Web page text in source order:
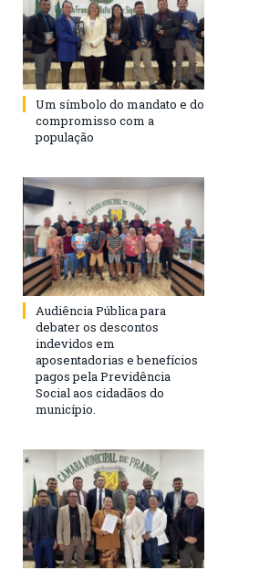
Um símbolo do mandato e do
compromisso com a
população
Audiência Pública para
debater os descontos
indevidos em
aposentadorias e benefícios
pagos pela Previdência
Social aos cidadãos do
município.